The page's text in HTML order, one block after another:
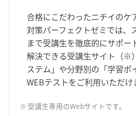
合格にこだわったニチイのケ
対策パーフェクトゼミでは、
まで受講生を徹底的にサポー
解決できる受講生サイト（※
ステム」や分野別の「学習ポ
WEBテストをご利用いただけ
受講生専用のWebサイトです。